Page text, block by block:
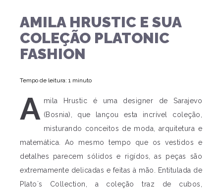
AMILA HRUSTIC E SUA
COLEÇÃO PLATONIC
FASHION
Tempo de leitura: 1 minuto
A mila Hrustic é uma designer de Sarajevo
(Bosnia), que lançou esta incrível coleção,
misturando conceitos de moda, arquitetura e
matemática. Ao mesmo tempo que os vestidos e
detalhes parecem sólidos e rigídos, as peças são
extremamente delicadas e feitas à mão. Entitulada de
Plato´s Collection, a coleção traz de cubos,